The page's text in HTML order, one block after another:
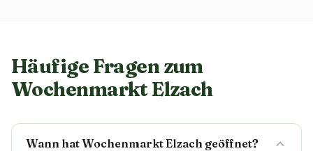
Häufige Fragen zum
Wochenmarkt Elzach
Wann hat Wochenmarkt Elzach geöffnet?